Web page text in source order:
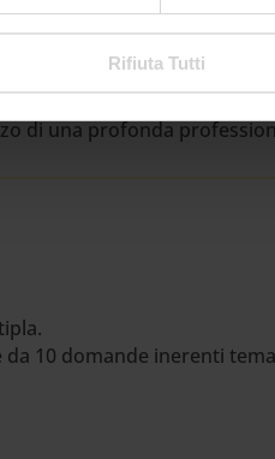
Rifiuta Tutti
e pertinente processo di
didattico permette di
e dell’inclusione.
formativo lo
di una profonda
10 domande inerenti